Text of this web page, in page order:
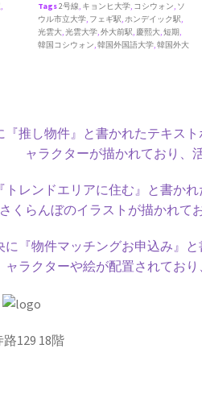
,
Tags2号線, キョンヒ大学, コシウォン, ソ
ウル市立大学, フェギ駅,ホンデイック駅,
光雲大,光雲大学,外大前駅, 慶熙大,短期,
韓国コシウォン,韓国外国語大学,韓国外大
129 18階